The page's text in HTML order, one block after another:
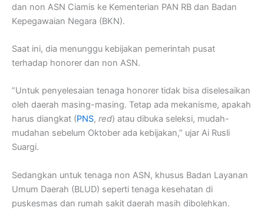
dan non ASN Ciamis ke Kementerian PAN RB dan Badan
Kepegawaian Negara (BKN).
Saat ini, dia menunggu kebijakan pemerintah pusat
terhadap honorer dan non ASN.
”Untuk penyelesaian tenaga honorer tidak bisa diselesaikan
oleh daerah masing-masing. Tetap ada mekanisme, apakah
harus diangkat (PNS, red) atau dibuka seleksi, mudah-
mudahan sebelum Oktober ada kebijakan,” ujar Ai Rusli
Suargi.
Sedangkan untuk tenaga non ASN, khusus Badan Layanan
Umum Daerah (BLUD) seperti tenaga kesehatan di
puskesmas dan rumah sakit daerah masih dibolehkan.